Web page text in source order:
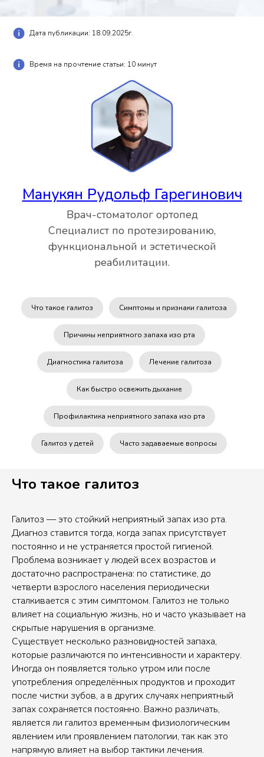
Дата публикации: 18.09.2025г.
Время на прочтение статьи: 10 минут
Манукян Рудольф Гарегинович
Врач-стоматолог ортопед
Специалист по протезированию,
функциональной и эстетической
реабилитации.
Что такое галитоз Симптомы и признаки галитоза
Причины неприятного запаха изо рта
Диагностика галитоза Лечение галитоза
Как быстро освежить дыхание
Профилактика неприятного запаха изо рта
Галитоз у детей Часто задаваемые вопросы
Что такое галитоз
Галитоз — это стойкий неприятный запах изо рта.
Диагноз ставится тогда, когда запах присутствует
постоянно и не устраняется простой гигиеной.
Проблема возникает у людей всех возрастов и
достаточно распространена: по статистике, до
четверти взрослого населения периодически
сталкивается с этим симптомом. Галитоз не только
влияет на социальную жизнь, но и часто указывает на
скрытые нарушения в организме.
Существует несколько разновидностей запаха,
которые различаются по интенсивности и характеру.
Иногда он появляется только утром или после
употребления определённых продуктов и проходит
после чистки зубов, а в других случаях неприятный
запах сохраняется постоянно. Важно различать,
является ли галитоз временным физиологическим
явлением или проявлением патологии, так как это
напрямую влияет на выбор тактики лечения.